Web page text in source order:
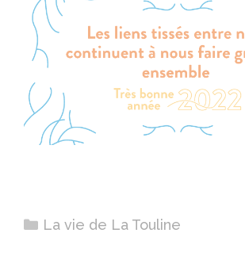
Catégories
La vie de La Touline